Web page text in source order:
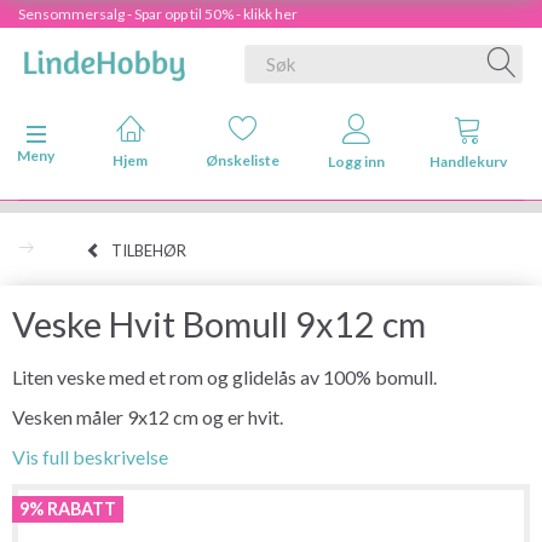
Sensommersalg - Spar opp til 50% - klikk her
Veksle navigasjon
Meny
Hjem Ønskeliste Logg inn Handlekurv
TILBEHØR
Veske Hvit Bomull 9x12 cm
Liten veske med et rom og glidelås av 100% bomull.
Vesken måler 9x12 cm og er hvit.
Vis full beskrivelse
9% RABATT